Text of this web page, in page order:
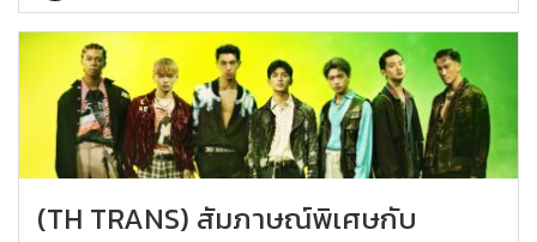
(TH TRANS) สัมภาษณ์พิเศษกับ